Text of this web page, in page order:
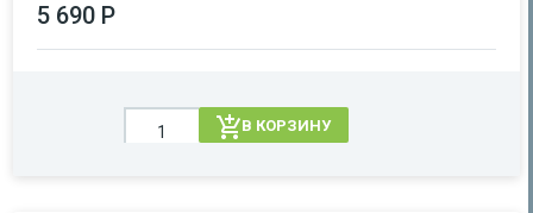
5 690 Р
В КОРЗИНУ